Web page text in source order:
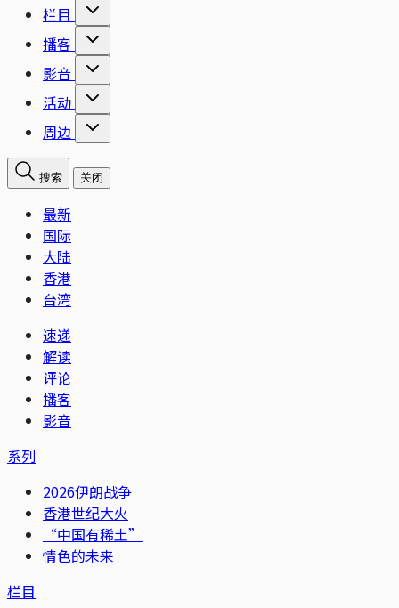
栏目
播客
影音
活动
周边
搜索 关闭
最新
国际
大陆
香港
台湾
速递
解读
评论
播客
影音
系列
2026伊朗战争
香港世纪大火
“中国有稀土”
情色的未来
栏目